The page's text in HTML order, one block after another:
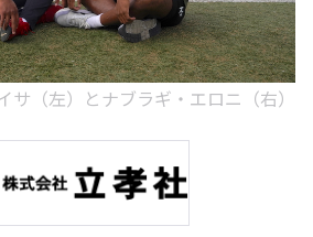
サ（左）とナブラギ・エロニ（右）